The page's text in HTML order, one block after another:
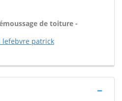
de toiture -
lefebvre patrick